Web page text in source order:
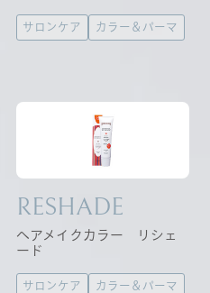
サロンケア カラー＆パーマ
RESHADE
ヘアメイクカラー リシェ
ード
サロンケア カラー＆パーマ